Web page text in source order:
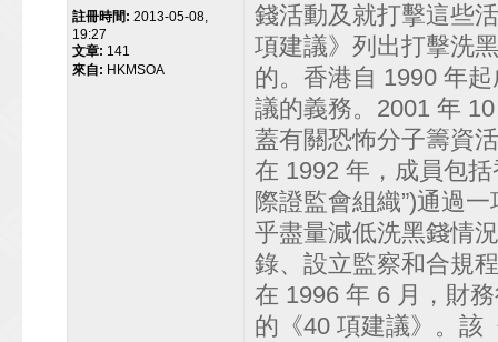
註冊時間: 2013-05-08,
19:27
文章: 141
來自: HKMSOA
錢活動及就打擊這些
項建議》列出打擊洗
的。香港自 1990 年
議的義務。2001 年
蓋有關恐怖分子籌資
在 1992 年，成員包
際證監會組織”)通過
乎盡量減低洗黑錢情
錄、設立監察和合規
在 1996 年 6 月，財
的《40 項建議》。該